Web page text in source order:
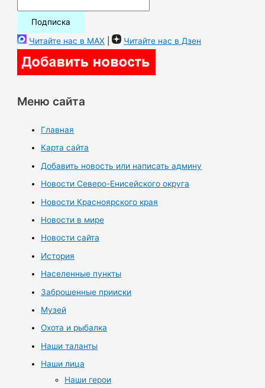
Читайте нас в MAX | Читайте нас в Дзен
Меню сайта
Главная
Карта сайта
Добавить новость или написать админу
Новости Северо-Енисейского округа
Новости Красноярского края
Новости в мире
Новости сайта
История
Населенные пункты
Заброшенные прииски
Музей
Охота и рыбалка
Наши таланты
Наши лица
Наши герои